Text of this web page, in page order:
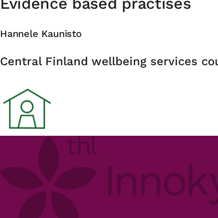
Hannele Kaunisto
Organisation
Central Finland wellbeing services